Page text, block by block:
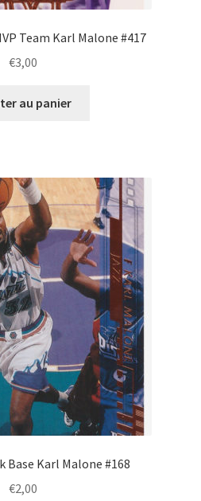
Team Karl Malone #417
€3,00
au panier
Base Karl Malone #168
€2,00